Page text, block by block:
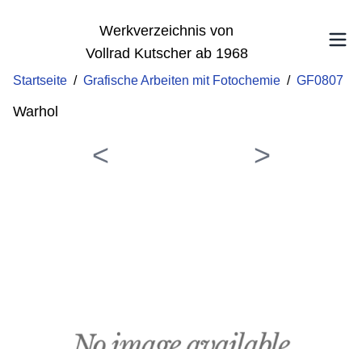
Werkverzeichnis von
Vollrad Kutscher ab 1968
Startseite / Grafische Arbeiten mit Fotochemie / GF0807
Warhol
< >